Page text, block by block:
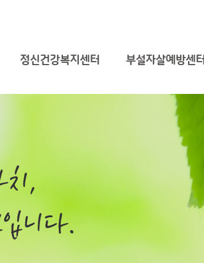
정신건강복지센터 부설자살예방센터